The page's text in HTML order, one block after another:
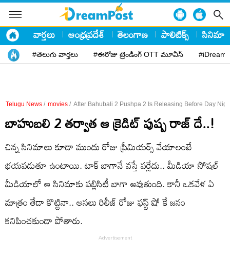
వార్తలు ఆంధ్రప్రదేశ్ తెలంగాణ పాలిటిక్స్ సినిమా
#తెలుగు వార్తలు #ఈరోజు ట్రెండింగ్ OTT మూవీస్
Telugu News / movies / After Bahubali 2 Pushpa 2 Is Releasing Before Day
బాహుబలి 2 తర్వాత ఆ క్రెడిట్ పుష్ప రాజ్ దే..!
చిన్న సినిమాలు కూడా ముందు రోజు ప్రీమియర్స్ వేయాలంటే
భయపడుతూ ఉంటాయి. టాక్ బాగానే వస్తే పర్లేదు.. మీడియా సోషల్
మీడియాలో ఆ సినిమాకు పబ్లిసిటీ బాగా అవుతుంది. కానీ ఒకవేళ ఏ
మాత్రం తేడా కొట్టినా.. అసలు రిలీజ్ రోజు ఫస్ట్ షో కే జనం
కనిపించకుండా పోతారు.